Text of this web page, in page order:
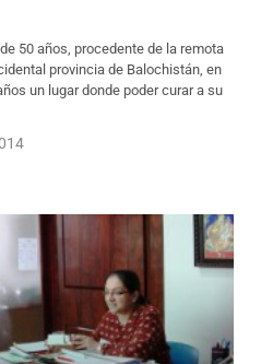
50 años, procedente de la remota
provincia de Balochistán, en
un lugar donde poder curar a su